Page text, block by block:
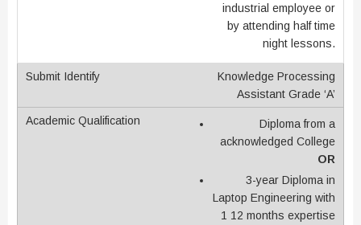
industrial employee or
by attending half time
night lessons.
Knowledge Processing
Assistant Grade ‘A’
Diploma from a
acknowledged College
OR
3-year Diploma in
Laptop Engineering with
1 12 months expertise